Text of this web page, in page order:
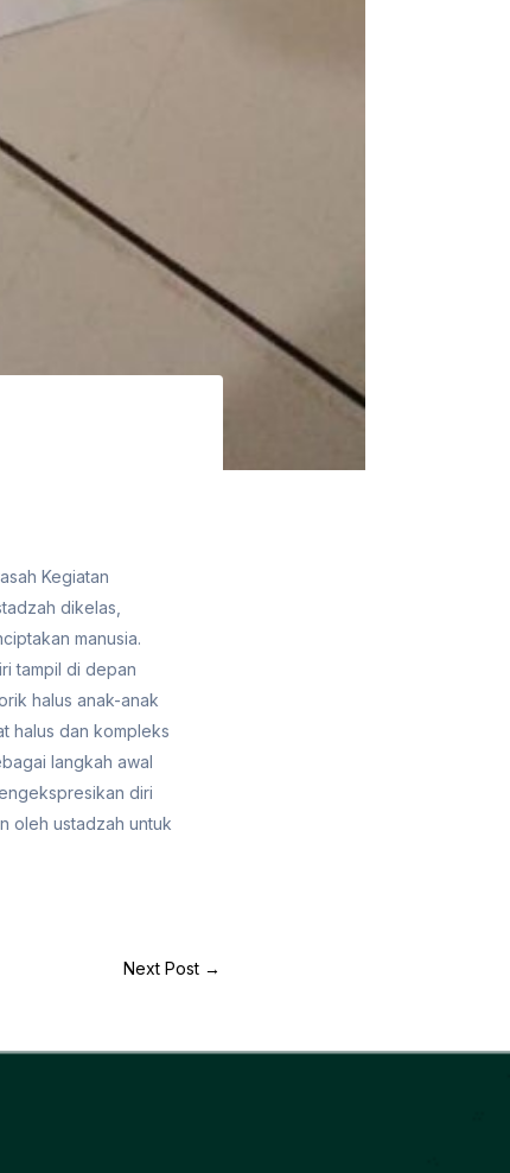
Kegiatan
dikelas,
manusia.
tampil di depan
halus anak-anak
halus dan kompleks
langkah awal
diri
oleh ustadzah untuk
Next Post →